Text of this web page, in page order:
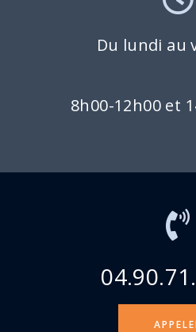
Du lundi au
8h00-12h00 et